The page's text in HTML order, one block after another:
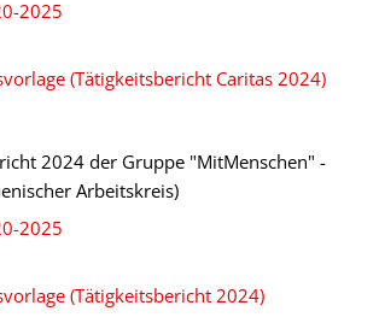
2025
(Tätigkeitsbericht Caritas 2024)
2024 der Gruppe "MitMenschen" -
Arbeitskreis)
2025
(Tätigkeitsbericht 2024)